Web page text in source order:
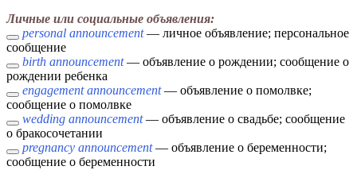
Личные или социальные объявления:
personal announcement— личное объявление; персональное
сообщение
birth announcement— объявление о рождении; сообщение о
рождении ребенка
engagement announcement— объявление о помолвке;
сообщение о помолвке
wedding announcement— объявление о свадьбе; сообщение
о бракосочетании
pregnancy announcement— объявление о беременности;
сообщение о беременности